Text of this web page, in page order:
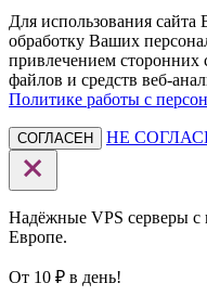
Для использования сайта
обработку Ваших
привлечением
файлов и средств веб-
Политике работы с
СОГЛАСЕН НЕ
Надёжные VPS серверы с
Европе.
От 10 ₽ в день!